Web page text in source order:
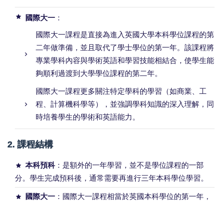
國際大一：
國際大一課程是直接為進入英國大學本科學位課程的第
二年做準備，並且取代了學士學位的第一年。該課程將
專業學科內容與學術英語和學習技能相結合，使學生能
夠順利過渡到大學學位課程的第二年。
國際大一課程更多關注特定學科的學習（如商業、工
程、計算機科學等），並強調學科知識的深入理解，同
時培養學生的學術和英語能力。
2. 課程結構
本科預科：是額外的一年學習，並不是學位課程的一部
分。學生完成預科後，通常需要再進行三年本科學位學習。
國際大一：國際大一課程相當於英國本科學位的第一年，